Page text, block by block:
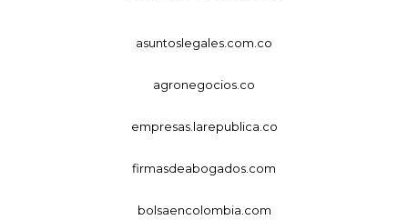
asuntoslegales.com.co
agronegocios.co
empresas.larepublica.co
firmasdeabogados.com
bolsaencolombia.com